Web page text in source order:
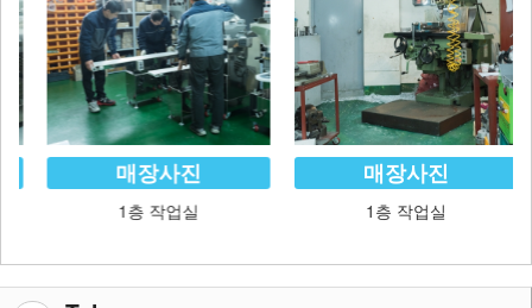
매장사진
1층 작업실
매장사진
1층 작업실